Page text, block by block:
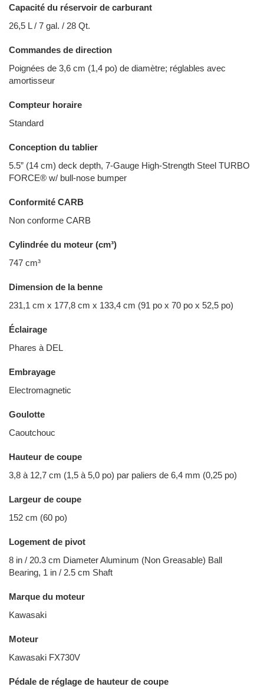
Capacité du réservoir de carburant
26,5 L / 7 gal. / 28 Qt.
Commandes de direction
Poignées de 3,6 cm (1,4 po) de diamètre; réglables avec
amortisseur
Compteur horaire
Standard
Conception du tablier
5.5” (14 cm) deck depth, 7-Gauge High-Strength Steel TURBO
FORCE® w/ bull-nose bumper
Conformité CARB
Non conforme CARB
Cylindrée du moteur (cm³)
747 cm³
Dimension de la benne
231,1 cm x 177,8 cm x 133,4 cm (91 po x 70 po x 52,5 po)
Éclairage
Phares à DEL
Embrayage
Electromagnetic
Goulotte
Caoutchouc
Hauteur de coupe
3,8 à 12,7 cm (1,5 à 5,0 po) par paliers de 6,4 mm (0,25 po)
Largeur de coupe
152 cm (60 po)
Logement de pivot
8 in / 20.3 cm Diameter Aluminum (Non Greasable) Ball
Bearing, 1 in / 2.5 cm Shaft
Marque du moteur
Kawasaki
Moteur
Kawasaki FX730V
Pédale de réglage de hauteur de coupe